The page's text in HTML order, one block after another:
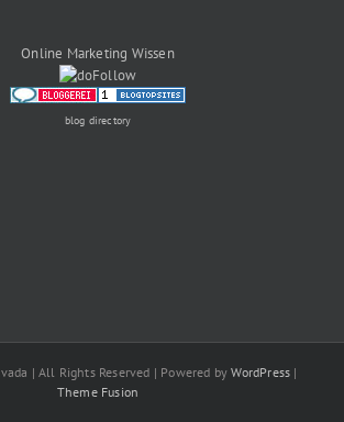
Online Marketing Wissen
blog directory
| All Rights Reserved | Powered byWordPress |
Theme Fusion